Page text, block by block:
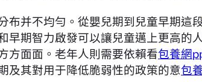
布并不均勻。從嬰兒期到兒童早期這
早期智力啟發可以讓兒童邁上更高的
方面面。老年人則需要依賴看包養網
及其對用于降低脆弱性的政策的意包